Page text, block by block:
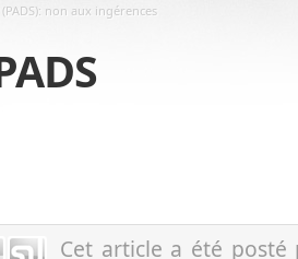
non aux ingérences
Cet article a été